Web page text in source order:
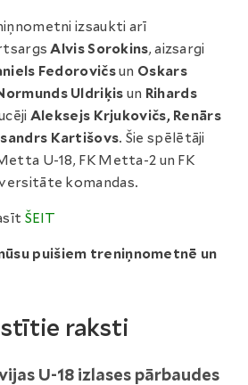
izsaukti arī
Alvis Sorokins, aizsargi
Fedorovičsun Oskars
Uldriķis un Rihards
Aleksejs Krjukovičs, Renārs
Kartišovs. Šie spēlētāji
U-18, FK Metta-2 un FK
komandas.
ŠEIT
puišiem treniņnometnē un
raksti
U-18 izlases pārbaudes